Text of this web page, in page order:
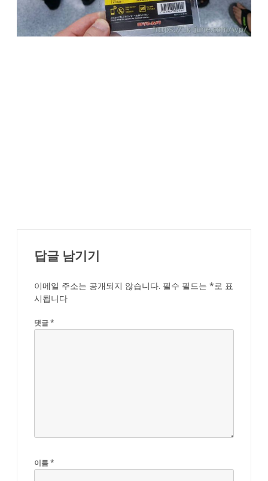
답글 남기기
이메일 주소는 공개되지 않습니다. 필수 필드는 *로 표
시됩니다
댓글*
이름*